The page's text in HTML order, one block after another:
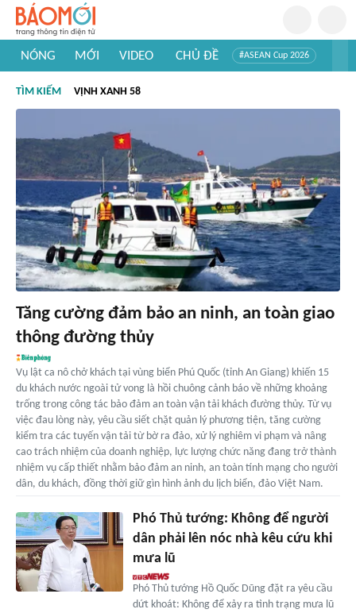
NÓNG MỚI VIDEO CHỦ ĐỀ #ASEAN Cup 2026
#Khám phá thế giới
TÌM KIẾM VỊNH XANH 58
Tăng cường đảm bảo an ninh, an toàn giao
thông đường thủy
Vụ lật ca nô chở khách tại vùng biển Phú Quốc (tỉnh An Giang) khiến 15
du khách nước ngoài tử vong là hồi chuông cảnh báo về những khoảng
trống trong công tác bảo đảm an toàn vận tải khách đường thủy. Từ vụ
việc đau lòng này, yêu cầu siết chặt quản lý phương tiện, tăng cường
kiểm tra các tuyến vận tải từ bờ ra đảo, xử lý nghiêm vi phạm và nâng
cao trách nhiệm của doanh nghiệp, lực lượng chức năng đang trở thành
nhiệm vụ cấp thiết nhằm bảo đảm an ninh, an toàn tính mạng cho người
dân, du khách, đồng thời giữ gìn hình ảnh du lịch biển, đảo Việt Nam.
Phó Thủ tướng: Không để người
dân phải lên nóc nhà kêu cứu khi
mưa lũ
Phó Thủ tướng Hồ Quốc Dũng đặt ra yêu cầu
dứt khoát: Không để xảy ra tình trạng mưa lũ